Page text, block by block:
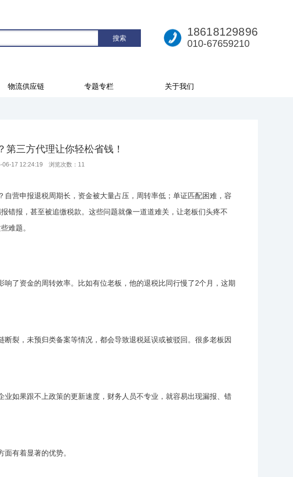
18618129896
010-67659210
物流供应链 专题专栏 关于我们
第三方代理让你轻松省钱！
06-17 12:24:19 浏览次数： 11
营申报退税周期长，资金被大量占压，周转率低；单证匹配困难，容
错报，甚至被追缴税款。这些问题就像一道道难关，让老板们头疼不
难题。
了资金的周转效率。比如有位老板，他的退税比同行慢了2个月，这期
裂，未预归类备案等情况，都会导致退税延误或被驳回。很多老板因
如果跟不上政策的更新速度，财务人员不专业，就容易出现漏报、错
有着显著的优势。